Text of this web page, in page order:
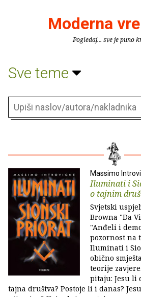
Moderna
Pogledaj... sve je puno
Sve teme
Massimo
Iluminati i
o tajnim
Svjetski
Browna "Da
"Anđeli i
pozornost na
Iluminati i
obično
teorije
pitaju: Jesu li
tajna društva? Postoje li i danas?